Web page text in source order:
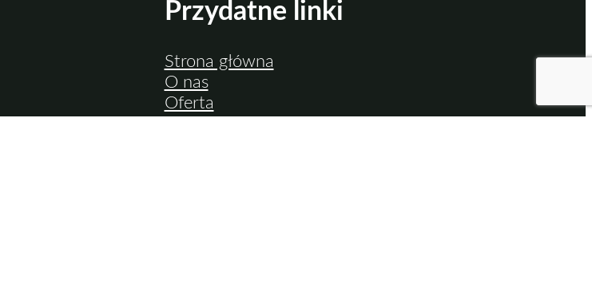
Przydatne linki
Strona główna
O nas
Oferta